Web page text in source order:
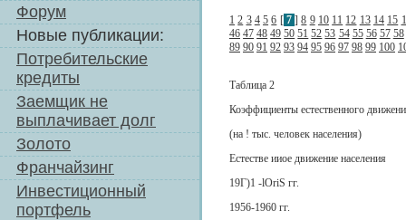
Форум
Новые публикации:
Потребительские
кредиты
Заемщик не
выплачивает долг
Золото
Франчайзинг
Инвестиционный
портфель
1 2 3 4 5 6 [ 7 ]8 9 10 11 12 13 14 15
46 47 48 49 50 51 52 53 54 55 56 57 58
89 90 91 92 93 94 95 96 97 98 99 100
Таблица 2
Коэффициенты естественного
(на ! тыс. человек населения)
Естестве ииое движение населения
19Г)1 -lOriS гг.
1956-1960 гг.